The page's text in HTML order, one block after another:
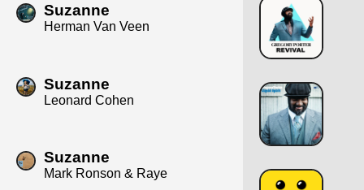
Suzanne
Herman Van Veen
Suzanne
Leonard Cohen
Suzanne
Mark Ronson & Raye